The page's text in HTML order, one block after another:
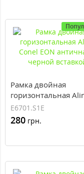
Рамка двойная
горизонтальная
Conel EON античная
черной вставкой
E6701.S1E
280 грн.